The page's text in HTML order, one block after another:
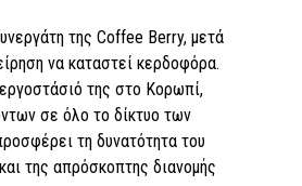
της Coffee Berry, μετά
να καταστεί κερδοφόρα.
της στο Κορωπί,
σε όλο το δίκτυο των
τη δυνατότητα του
της απρόσκοπτης διανομής